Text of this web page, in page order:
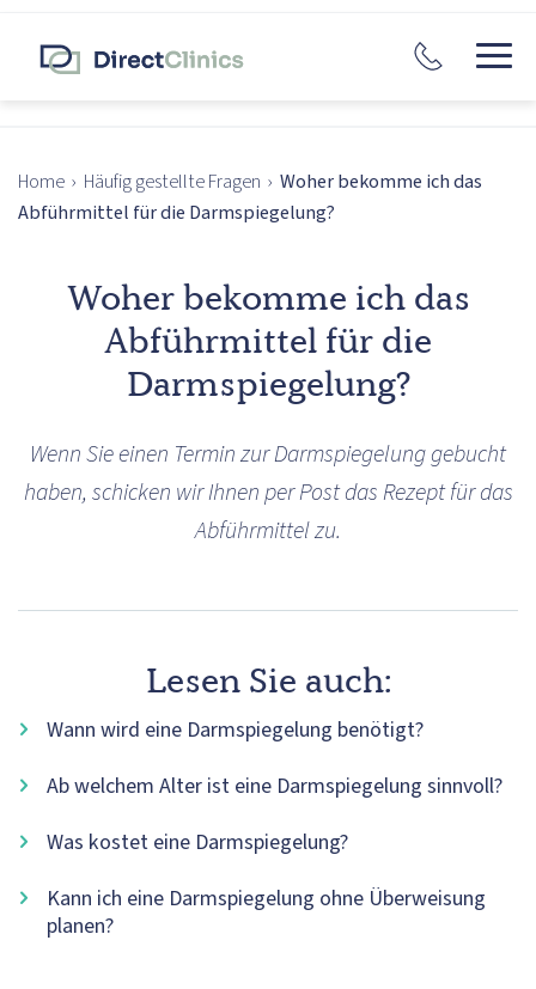
Home › Häufig gestellte Fragen › Woher bekomme ich das
Abführmittel für die Darmspiegelung?
Woher bekomme ich das
Abführmittel für die
Darmspiegelung?
Wenn Sie einen Termin zur Darmspiegelung gebucht
haben, schicken wir Ihnen per Post das Rezept für das
Abführmittel zu.
Lesen Sie auch:
Wann wird eine Darmspiegelung benötigt?
Ab welchem Alter ist eine Darmspiegelung sinnvoll?
Was kostet eine Darmspiegelung?
Kann ich eine Darmspiegelung ohne Überweisung
planen?